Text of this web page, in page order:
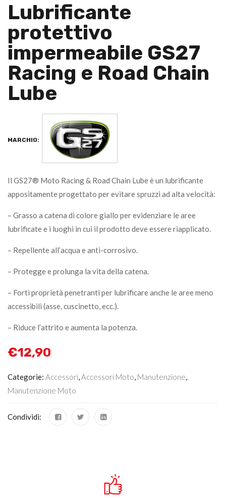
Lubrificante
protettivo
impermeabile GS27
Racing e Road Chain
Lube
MARCHIO:
Il GS27® Moto Racing & Road Chain Lube è un lubrificante
appositamente progettato per evitare spruzzi ad alta velocità:
– Grasso a catena di colore giallo per evidenziare le aree
lubrificate e i luoghi in cui il prodotto deve essere riapplicato.
– Repellente all’acqua e anti-corrosivo.
– Protegge e prolunga la vita della catena.
– Forti proprietà penetranti per lubrificare anche le aree meno
accessibili (asse, cuscinetto, ecc.).
– Riduce l’attrito e aumenta la potenza.
€12,90
Categorie: Accessori,Accessori Moto, Manutenzione,
Manutenzione Moto
Condividi: